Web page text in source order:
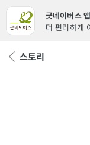
굿네이버스
더 편리하게
뒤 스토리